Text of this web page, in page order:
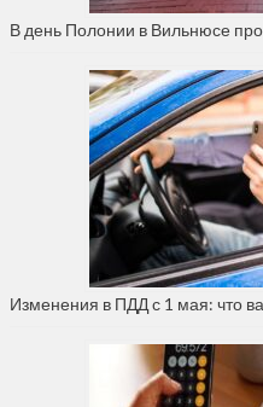
В день Полонии в Вильнюсе
Изменения в ПДД с 1 мая: что